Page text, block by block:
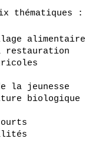
thématiques :
alimentaire
restauration
la jeunesse
biologique